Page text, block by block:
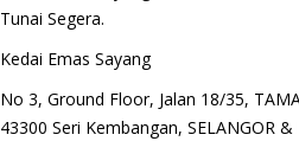
Tunai Segera.
Kedai Emas Sayang
No 3, Ground Floor, Jalan 18/35,
43300 Seri Kembangan, SELANGOR &